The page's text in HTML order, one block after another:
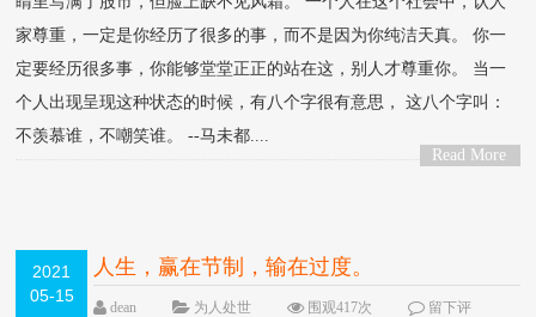
家尊重，一定是你经历了很多的事，而不是因为你纯洁天真。 你一
定要经历很多事，你能够堂堂正正的站在这，别人才尊重你。 当一
个人出现呈现这种状态的时候，有八个字很有意思， 这八个字叫：
不羡慕谁，不嘲笑谁。 --马未都....
Read More
2021
05-15
人生，赢在节制，输在过度。
dean 为人处世 围观417次
留下评